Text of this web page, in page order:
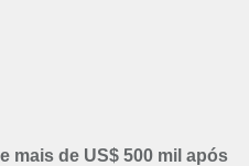
mais de US$ 500 mil após